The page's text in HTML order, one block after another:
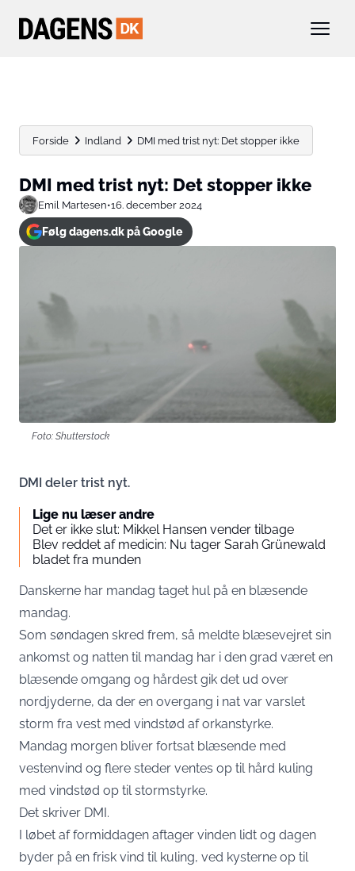
Forside Indland DMI med trist nyt: Det stopper ikke
DMI med trist nyt: Det stopper ikke
Emil Martesen•16. december 2024
Følg dagens.dk på Google
Foto: Shutterstock
DMI deler trist nyt.
Lige nu læser andre
Det er ikke slut: Mikkel Hansen vender tilbage
Blev reddet af medicin: Nu tager Sarah Grünewald
bladet fra munden
Danskerne har mandag taget hul på en blæsende
mandag.
Som søndagen skred frem, så meldte blæsevejret sin
ankomst og natten til mandag har i den grad været en
blæsende omgang og hårdest gik det ud over
nordjyderne, da der en overgang i nat var varslet
storm fra vest med vindstød af orkanstyrke.
Mandag morgen bliver fortsat blæsende med
vestenvind og flere steder ventes op til hård kuling
med vindstød op til stormstyrke.
Det skriver DMI .
I løbet af formiddagen aftager vinden lidt og dagen
byder på en frisk vind til kuling, ved kysterne op til